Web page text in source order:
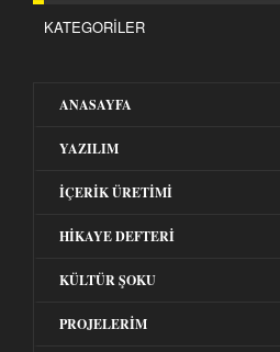
KATEGORILER
ANASAYFA
YAZILIM
İÇERIK ÜRETIMI
HIKAYE DEFTERI
KÜLTÜR ŞOKU
PROJELERIM